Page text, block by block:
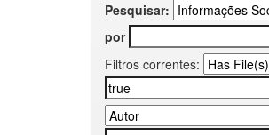
Pesquisar:
por
Filtros correntes: